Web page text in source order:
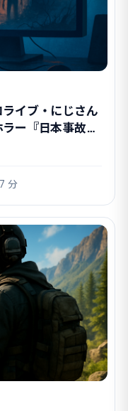
ライブ・にじさん
ー『日本事故物
分